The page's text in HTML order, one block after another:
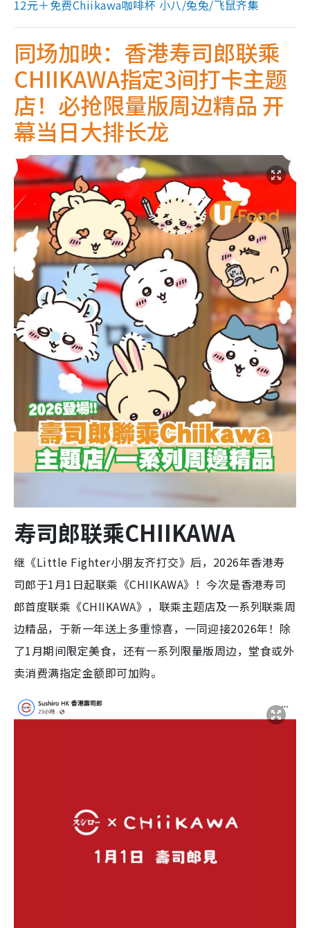
12元＋免费Chiikawa咖啡杯 小八/兔兔/飞鼠齐集
同场加映：香港寿司郎联乘
CHIIKAWA指定3间打卡主题
店！必抢限量版周边精品 开
幕当日大排长龙
寿司郎联乘CHIIKAWA
继《Little Fighter小朋友齐打交》后，2026年香港寿
司郎于1月1日起联乘《CHIIKAWA》！今次是香港寿司
郎首度联乘《CHIIKAWA》，联乘主题店及一系列联乘周
边精品，于新一年送上多重惊喜，一同迎接2026年！除
了1月期间限定美食，还有一系列限量版周边，堂食或外
卖消费满指定金额即可加购。